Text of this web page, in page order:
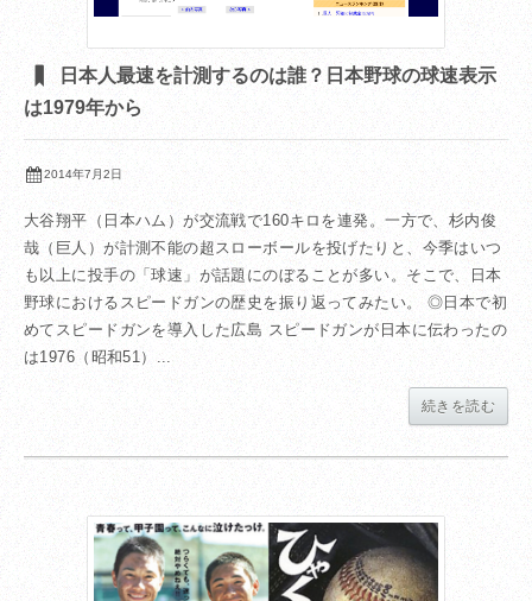
日本人最速を計測するのは誰？日本野球の球速表示
は1979年から
2014年7月2日
大谷翔平（日本ハム）が交流戦で160キロを連発。一方で、杉内俊
哉（巨人）が計測不能の超スローボールを投げたりと、今季はいつ
も以上に投手の「球速」が話題にのぼることが多い。そこで、日本
野球におけるスピードガンの歴史を振り返ってみたい。 ◎日本で初
めてスピードガンを導入した広島 スピードガンが日本に伝わったの
は1976（昭和51）...
続きを読む